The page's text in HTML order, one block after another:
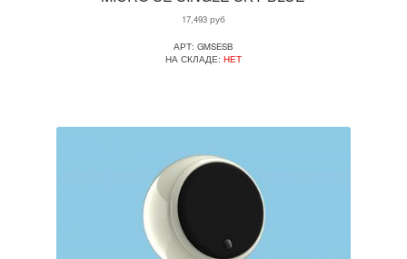
17,493руб
АРТ: GMSESB
НА СКЛАДЕ: НЕТ